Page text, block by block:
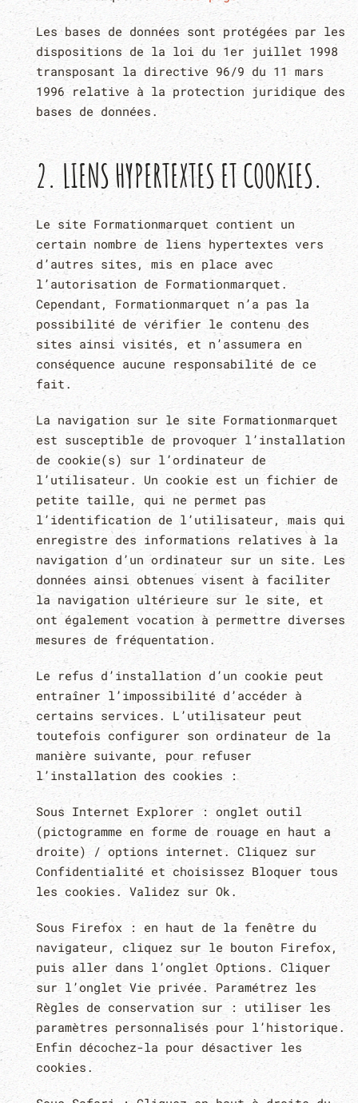
Les bases de données sont protégées par les
dispositions de la loi du 1er juillet 1998
transposant la directive 96/9 du 11 mars
1996 relative à la protection juridique des
bases de données.
2. LIENS HYPERTEXTES ET COOKIES.
Le site Formationmarquet contient un
certain nombre de liens hypertextes vers
d’autres sites, mis en place avec
l’autorisation de Formationmarquet.
Cependant, Formationmarquet n’a pas la
possibilité de vérifier le contenu des
sites ainsi visités, et n’assumera en
conséquence aucune responsabilité de ce
fait.
La navigation sur le site Formationmarquet
est susceptible de provoquer l’installation
de cookie(s) sur l’ordinateur de
l’utilisateur. Un cookie est un fichier de
petite taille, qui ne permet pas
l’identification de l’utilisateur, mais qui
enregistre des informations relatives à la
navigation d’un ordinateur sur un site. Les
données ainsi obtenues visent à faciliter
la navigation ultérieure sur le site, et
ont également vocation à permettre diverses
mesures de fréquentation.
Le refus d’installation d’un cookie peut
entraîner l’impossibilité d’accéder à
certains services. L’utilisateur peut
toutefois configurer son ordinateur de la
manière suivante, pour refuser
l’installation des cookies :
Sous Internet Explorer : onglet outil
(pictogramme en forme de rouage en haut a
droite) / options internet. Cliquez sur
Confidentialité et choisissez Bloquer tous
les cookies. Validez sur Ok.
Sous Firefox : en haut de la fenêtre du
navigateur, cliquez sur le bouton Firefox,
puis aller dans l’onglet Options. Cliquer
sur l’onglet Vie privée. Paramétrez les
Règles de conservation sur : utiliser les
paramètres personnalisés pour l’historique.
Enfin décochez-la pour désactiver les
cookies.